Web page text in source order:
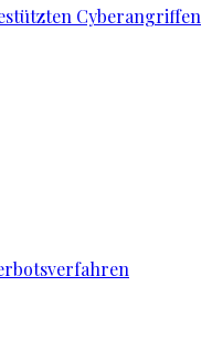
Cyberangriffen